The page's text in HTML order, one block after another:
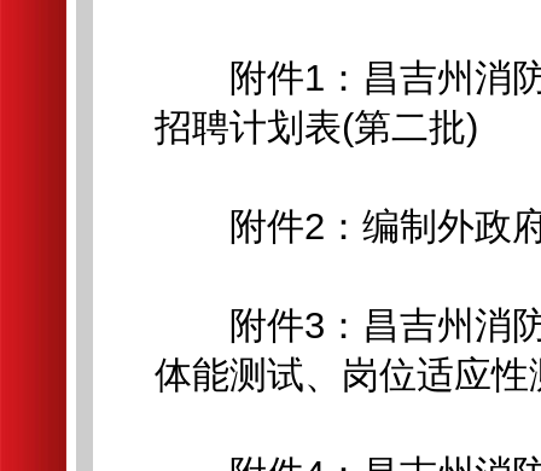
附件1：昌吉州消防
招聘计划表(第二批)
附件2：编制外政府
附件3：昌吉州消防
体能测试、岗位适应